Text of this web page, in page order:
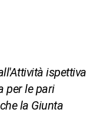
ispettiva
per le pari
la Giunta